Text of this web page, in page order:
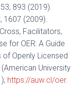
893 (2019).
1607 (2009).
Facilitators,
for OER: A Guide
Openly Licensed
University
https://auw.cl/oer.